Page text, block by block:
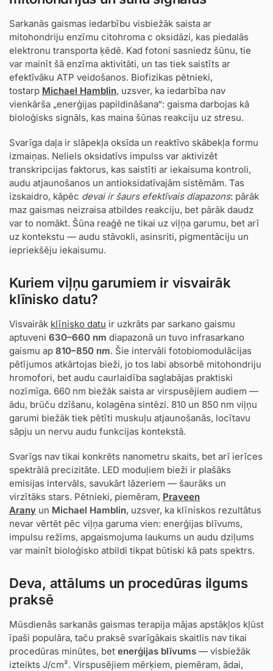
Sarkanās gaismas iedarbību visbiežāk saista ar
mitohondriju enzīmu citohroma c oksidāzi, kas piedalās
elektronu transporta ķēdē. Kad fotoni sasniedz šūnu, tie
var mainīt šā enzīma aktivitāti, un tas tiek saistīts ar
efektīvāku ATP veidošanos. Biofizikas pētnieki,
tostarp Michael Hamblin, uzsver, ka iedarbība nav
vienkārša „enerģijas papildināšana“: gaisma darbojas kā
bioloģisks signāls, kas maina šūnas reakciju uz stresu.
Svarīga daļa ir slāpekļa oksīda un reaktīvo skābekļa formu
izmaiņas. Neliels oksidatīvs impulss var aktivizēt
transkripcijas faktorus, kas saistīti ar iekaisuma kontroli,
audu atjaunošanos un antioksidatīvajām sistēmām. Tas
izskaidro, kāpēc devai ir šaurs efektīvais diapazons: pārāk
maz gaismas neizraisa atbildes reakciju, bet pārāk daudz
var to nomākt. Šūna reaģē ne tikai uz viļņa garumu, bet arī
uz kontekstu — audu stāvokli, asinsriti, pigmentāciju un
iepriekšēju iekaisumu.
Kuriem viļņu garumiem ir visvairāk
klīnisko datu?
Visvairāk klīnisko datu ir uzkrāts par sarkano gaismu
aptuveni 630–660 nm diapazonā un tuvo infrasarkano
gaismu ap 810–850 nm. Šie intervāli fotobiomodulācijas
pētījumos atkārtojas bieži, jo tos labi absorbē mitohondriju
hromofori, bet audu caurlaidība saglabājas praktiski
nozīmīga. 660 nm biežāk saista ar virspusējiem audiem —
ādu, brūču dzīšanu, kolagēna sintēzi. 810 un 850 nm viļņu
garumi biežāk tiek pētīti muskuļu atjaunošanās, locītavu
sāpju un nervu audu funkcijas kontekstā.
Svarīgs nav tikai konkrēts nanometru skaits, bet arī ierīces
spektrālā precizitāte. LED moduļiem bieži ir plašāks
emisijas intervāls, savukārt lāzeriem — šaurāks un
virzītāks stars. Pētnieki, piemēram, Praveen
Arany un Michael Hamblin, uzsver, ka klīniskos rezultātus
nevar vērtēt pēc viļņa garuma vien: enerģijas blīvums,
impulsu režīms, apgaismojuma laukums un audu dziļums
var mainīt bioloģisko atbildi tikpat būtiski kā pats spektrs.
Deva, attālums un procedūras ilgums
praksē
Mūsdienās sarkanās gaismas terapija mājas apstākļos kļūst
īpaši populāra, taču praksē svarīgākais skaitlis nav tikai
procedūras minūtes, bet enerģijas blīvums — visbiežāk
izteikts J/cm². Virspusējiem mērķiem, piemēram, ādai,